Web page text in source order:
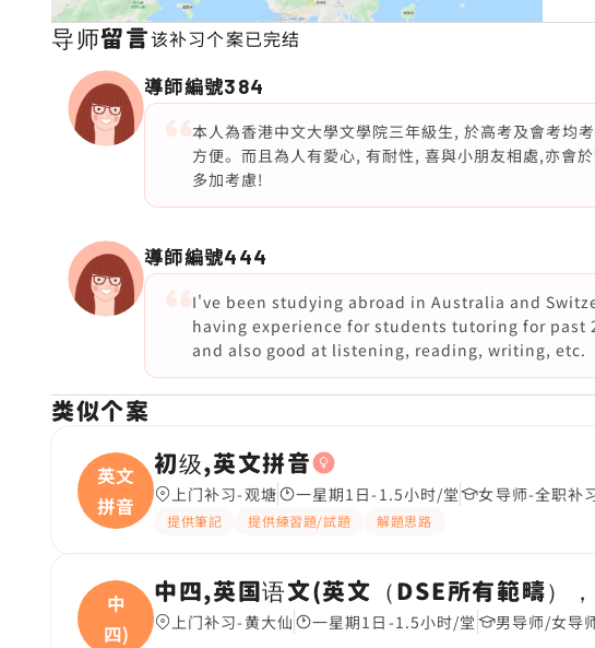
导师留言该补习个案已完结
導師編號384
本人為香港中文大學文學院三年級生, 於高考及會考均
方便。而且為人有愛心, 有耐性, 喜與小朋友相處,亦會
多加考慮!
導師編號444
I've been studying abroad in Australia and
having experience for students tutoring for
and also good at listening, reading, writing, etc.
类似个案
英文
拼音
初级,英文拼音
上门补习-观塘 一星期1日-1.5小时/堂 女导师-全职补
提供筆記 提供練習題/試題 解題思路
中
四)
中四,英国语文(英文（DSE所有範疇）
上门补习-黄大仙 一星期1日-1.5小时/堂 男导师/女导